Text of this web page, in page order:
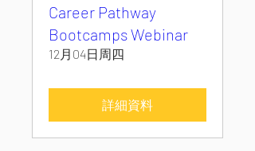
Career Pathway
Bootcamps Webinar
12月04日周四
詳細資料